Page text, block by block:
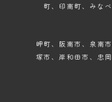
町、印南町、みな
岬町、阪南市、泉南
塚市、岸和田市、忠